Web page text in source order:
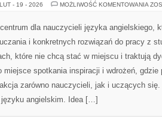
LUT - 19 - 2026 MOŻLIWOŚĆ KOMENTOWANIA
dla nauczycieli języka angielskiego,
i konkretnych rozwiązań do pracy z
które nie chcą stać w miejscu i traktują
miejsce spotkania inspiracji i wdrożeń, gdzie
zarówno nauczycieli, jak i uczących
angielskim. Idea […]